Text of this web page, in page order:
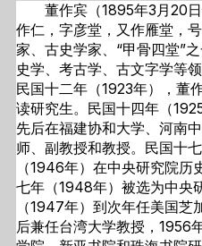
董作宾（1895年3月20
作仁，字彦堂，又作雁堂，
家、古史学家、“甲骨四堂”
史学、考古学、古文字学等
民国十二年（1923年），董
读研究生。民国十四年（
先后在福建协和大学、河南
师、副教授和教授。民国十
（1946年）在中央研究院
七年（1948年）被选为中央
（1947年）到次年任美国
后兼任台湾大学教授，1956